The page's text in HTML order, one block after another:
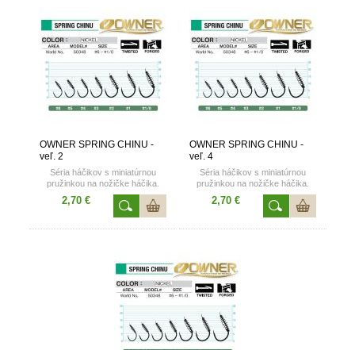
OWNER SPRING CHINU -
veľ. 2
Séria háčikov s miniatúrnou
pružinkou na nožičke háčika.
2,70 €
OWNER SPRING CHINU -
veľ. 4
Séria háčikov s miniatúrnou
pružinkou na nožičke háčika.
2,70 €